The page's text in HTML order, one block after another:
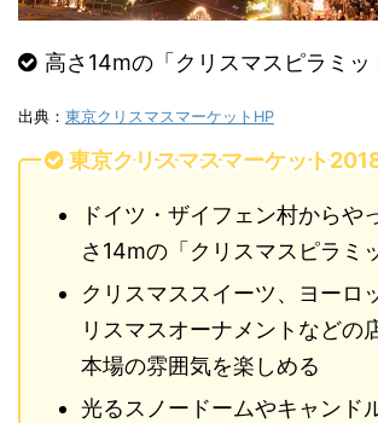
高さ14mの「クリスマスピラミッ
出典： 東京クリスマスマーケットHP
東京クリスマスマーケット
ドイツ・ザイフェン村からや
さ14mの「クリスマスピラミ
クリスマススイーツ、ヨーロ
リスマスオーナメントなどの
本場の雰囲気を楽しめる
光るスノードームやキャンド